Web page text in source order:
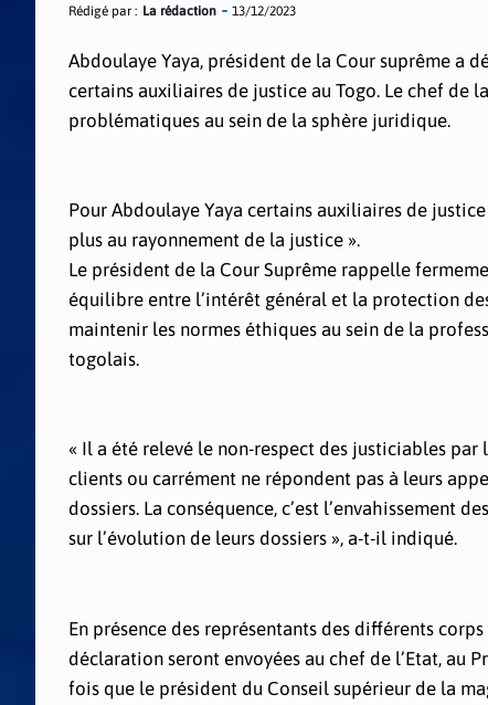
Rédigé par : La rédaction 13/12/2023
Abdoulaye Yaya, président de la Cour suprême a
certains auxiliaires de justice au Togo. Le chef de
problématiques au sein de la sphère juridique.
Pour Abdoulaye Yaya certains auxiliaires de
plus au rayonnement de la justice ».
Le président de la Cour Suprême rappelle
équilibre entre l’intérêt général et la protection
maintenir les normes éthiques au sein de la
togolais.
« Il a été relevé le non-respect des justiciables par
clients ou carrément ne répondent pas à leurs
dossiers. La conséquence, c’est l’envahissement
sur l’évolution de leurs dossiers », a-t-il indiqué.
En présence des représentants des différents
déclaration seront envoyées au chef de l’Etat, au
fois que le président du Conseil supérieur de la